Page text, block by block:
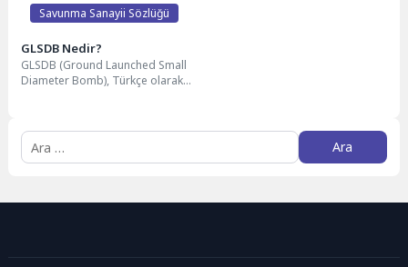
Savunma Sanayii Sözlüğü
GLSDB Nedir?
GLSDB (Ground Launched Small
Diameter Bomb), Türkçe olarak